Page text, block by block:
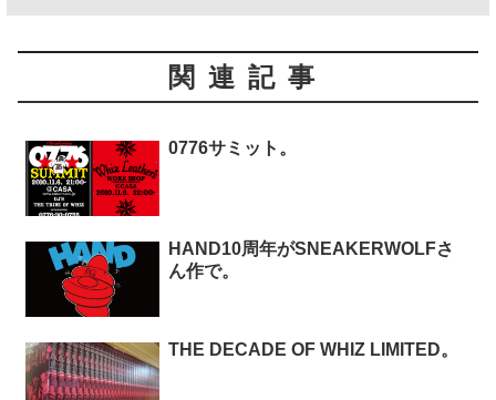
関連記事
0776サミット。
HAND10周年がSNEAKERWOLFさ
ん作で。
THE DECADE OF WHIZ LIMITED。